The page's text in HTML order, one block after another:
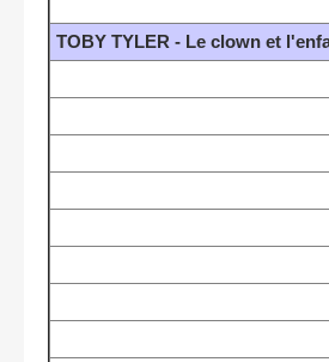
TOBY TYLER - Le clown et